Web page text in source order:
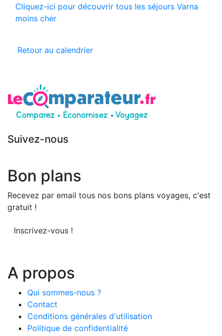
Cliquez-ici pour découvrir tous les séjours Varna
moins cher
Retour au calendrier
Suivez-nous
Bon plans
Recevez par email tous nos bons plans voyages, c'est
gratuit !
Inscrivez-vous !
A propos
Qui sommes-nous ?
Contact
Conditions générales d'utilisation
Politique de confidentialité